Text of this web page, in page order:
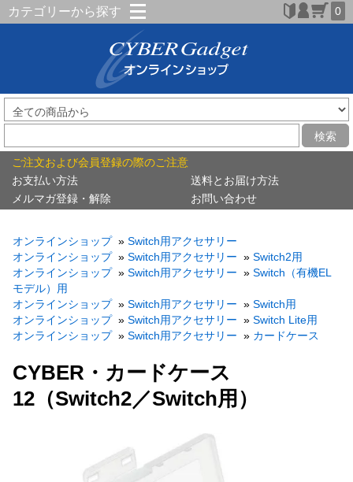
カテゴリーから探す 0
検索
ご注文および会員登録の際のご注意
お支払い方法
送料とお届け方法
メルマガ登録・解除
お問い合わせ
オンラインショップ» Switch用アクセサリー
オンラインショップ» Switch用アクセサリー » Switch2用
オンラインショップ» Switch用アクセサリー » Switch（有機EL
モデル）用
オンラインショップ» Switch用アクセサリー » Switch用
オンラインショップ» Switch用アクセサリー » Switch Lite用
オンラインショップ» Switch用アクセサリー » カードケース
CYBER・カードケース
12（Switch2／Switch用）